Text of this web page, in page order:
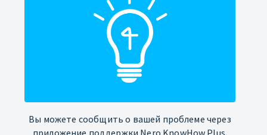
Вы можете сообщить о вашей проблеме через
приложение поддержки Nero KnowHow Plus.